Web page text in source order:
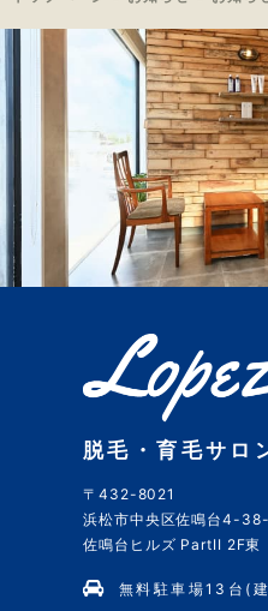
脱毛・育毛サロ
〒432-8021
浜松市中央区佐鳴台4-
佐鳴台ヒルズ PartII 2F東
無料駐車場13台(